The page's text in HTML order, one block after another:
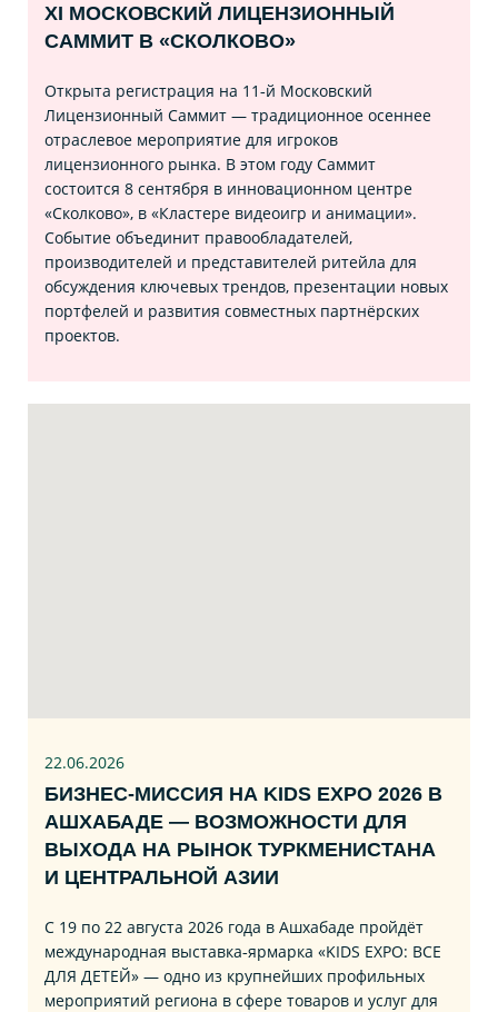
XI МОСКОВСКИЙ ЛИЦЕНЗИОННЫЙ
САММИТ В «СКОЛКОВО»
Открыта регистрация на 11‑й Московский
Лицензионный Саммит — традиционное осеннее
отраслевое мероприятие для игроков
лицензионного рынка. В этом году Саммит
состоится 8 сентября в инновационном центре
«Сколково», в «Кластере видеоигр и анимации».
Событие объединит правообладателей,
производителей и представителей ритейла для
обсуждения ключевых трендов, презентации новых
портфелей и развития совместных партнёрских
проектов.
22.06.2026
БИЗНЕС‑МИССИЯ НА KIDS EXPO 2026 В
АШХАБАДЕ — ВОЗМОЖНОСТИ ДЛЯ
ВЫХОДА НА РЫНОК ТУРКМЕНИСТАНА
И ЦЕНТРАЛЬНОЙ АЗИИ
С 19 по 22 августа 2026 года в Ашхабаде пройдёт
международная выставка‑ярмарка «KIDS EXPO: ВСЕ
ДЛЯ ДЕТЕЙ» — одно из крупнейших профильных
мероприятий региона в сфере товаров и услуг для